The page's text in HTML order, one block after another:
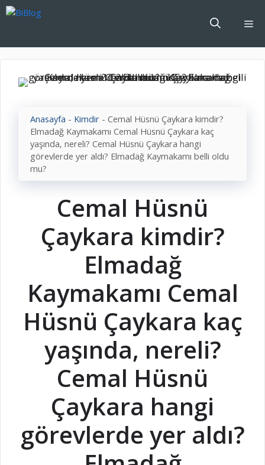
İçeriğe
Anasayfa - Kimdir - Cemal Hüsnü Çaykara kimdir?
Elmadağ Kaymakamı Cemal Hüsnü Çaykara kaç
yaşında, nereli? Cemal Hüsnü Çaykara hangi
görevlerde yer aldı? Elmadağ Kaymakamı belli oldu
mu?
Cemal Hüsnü
Çaykara kimdir?
Elmadağ
Kaymakamı Cemal
Hüsnü Çaykara kaç
yaşında, nereli?
Cemal Hüsnü
Çaykara hangi
görevlerde yer aldı?